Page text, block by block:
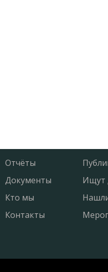
Отчёты
Документы
Кто мы
Контакты
Ищут